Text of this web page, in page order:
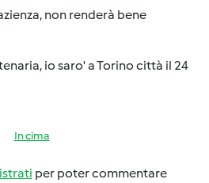
non renderà bene
io saro' a Torino città il 24
In cima
per poter commentare